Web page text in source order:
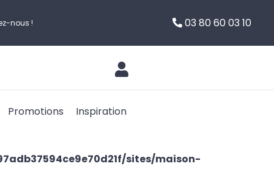
nous ! 03 80 60 03 10
Promotions Inspiration
sites/maison-